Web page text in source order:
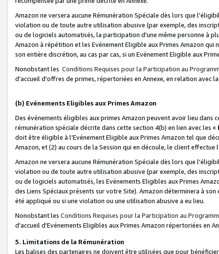
Amazon ne versera aucune Rémunération Spéciale dès lors que
violation ou de toute autre utilisation abusive (par exemple, des
ou de logiciels automatisés, la participation d'une même personne à
Amazon à répétition et les Evénement Eligible aux Primes Amazon qui
son entière discrétion, au cas par cas, si un Evénement Eligible aux
Nonobstant les Conditions Requises pour la Participation au
d'accueil d'offres de primes, répertoriées en Annexe, en relation avec
(b) Evénements Eligibles aux Primes Amazon
Des événements éligibles aux primes Amazon peuvent avoir lieu dans
rémunération spéciale décrite dans cette section 4(b) en lien avec les «
doit être éligible à l’Evénement Eligible aux Primes Amazon tel que
Amazon, et (2) au cours de la Session qui en découle, le client
Amazon ne versera aucune Rémunération Spéciale dès lors que
violation ou de toute autre utilisation abusive (par exemple, des
ou de logiciels automatisés, les Evénements Eligibles aux Primes
des Liens Spéciaux présents sur votre Site). Amazon déterminera à
été appliqué ou si une violation ou une utilisation abusive a eu lieu.
Nonobstant les Conditions Requises pour la Participation au
d'accueil d'Evénements Eligibles aux Primes Amazon répertoriées en
5. Limitations de la Rémunération
Les balises des partenaires ne doivent être utilisées que pour